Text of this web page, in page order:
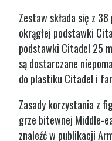
Zestaw składa się z
okrągłej podstawki
podstawki Citadel 25
są dostarczane
do plastiku Citadel i
Zasady korzystania z
grze bitewnej Middle-
znaleźć w publikacji